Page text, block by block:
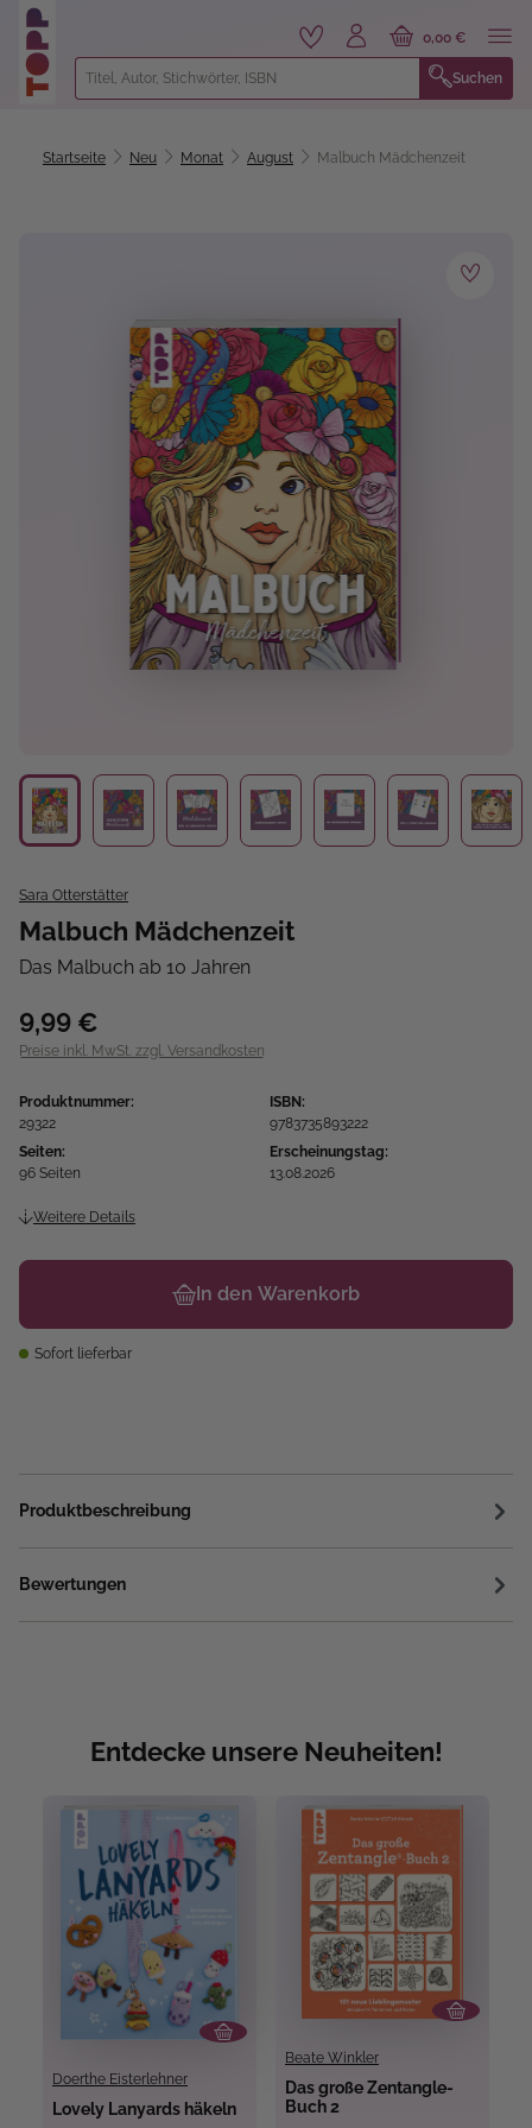
springen
Suchen
0,00 €
Startseite Neu Monat August Malbuch Mädchenzeit
Sara Otterstätter
Malbuch Mädchenzeit
Das Malbuch ab 10 Jahren
9,99 €
Preise inkl. MwSt. zzgl. Versandkosten
Produktnummer:
29322
ISBN:
9783735893222
Seiten:
96 Seiten
Erscheinungstag:
13.08.2026
Weitere Details
In den Warenkorb
Sofort lieferbar
Produktbeschreibung
Bewertungen
Entdecke unsere Neuheiten!
Doerthe Eisterlehner
Lovely Lanyards häkeln
Beate Winkler
Das große Zentangle-
Buch 2